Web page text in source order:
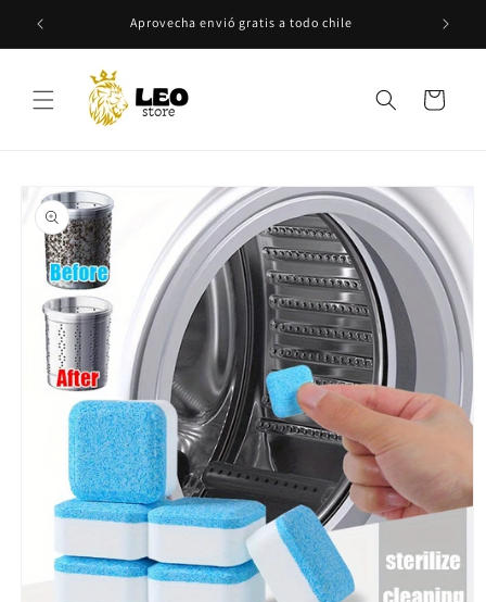
directamente
Aprovecha envió gratis a todo chile
Carrito
a la
información
del producto